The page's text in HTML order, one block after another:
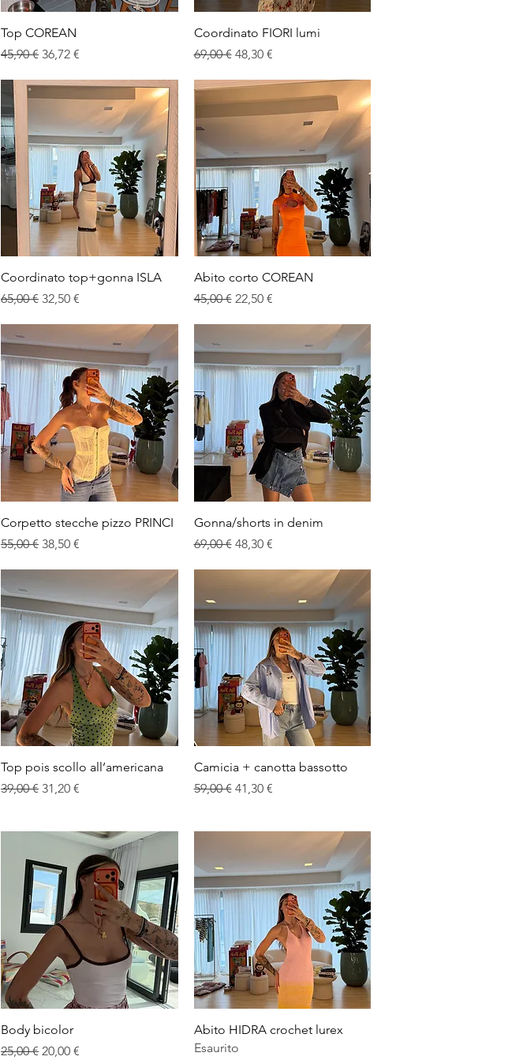
Vista rapida
Top COREAN
Prezzo regolare
45,90 € Prezzo scontato
36,72 €
Vista rapida
Coordinato FIORI lumi
Prezzo regolare
69,00 € Prezzo scontato
48,30 €
Vista rapida
Coordinato top+gonna ISLA
Prezzo regolare
65,00 € Prezzo scontato
32,50 €
Vista rapida
Abito corto COREAN
Prezzo regolare
45,00 € Prezzo scontato
22,50 €
Vista rapida
Corpetto stecche pizzo PRINCI
Prezzo regolare
55,00 € Prezzo scontato
38,50 €
Vista rapida
Gonna/shorts in denim
Prezzo regolare
69,00 € Prezzo scontato
48,30 €
Vista rapida
Top pois scollo all’americana
Prezzo regolare
39,00 € Prezzo scontato
31,20 €
Vista rapida
Camicia + canotta bassotto
Prezzo regolare
59,00 € Prezzo scontato
41,30 €
Vista rapida
Body bicolor
Prezzo regolare
25,00 € Prezzo scontato
20,00 €
Vista rapida
Abito HIDRA crochet lurex
Esaurito